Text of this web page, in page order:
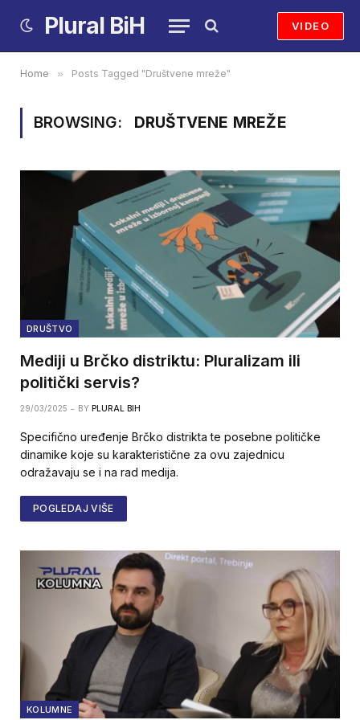
Plural BiH VIDEO
Home » Posts Tagged "Društvene mreže"
BROWSING: DRUŠTVENE MREŽE
DRUŠTVO
Mediji u Brčko distriktu: Pluralizam ili
politički servis?
29/03/2025 BY PLURAL BIH
Specifično uređenje Brčko distrikta te posebne političke
dinamike koje su karakteristične za ovu zajednicu
odražavaju se i na rad medija.
POGLEDAJ VIŠE
KOLUMNE